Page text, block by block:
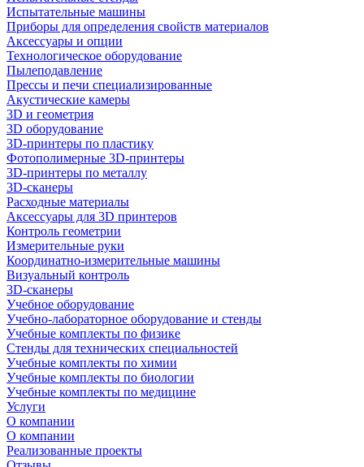
Испытательные машины
Приборы для определения свойств материалов
Аксессуары и опции
Технологическое оборудование
Пылеподавление
Прессы и печи специализированные
Акустические камеры
3D и геометрия
3D оборудование
3D-принтеры по пластику
Фотополимерные 3D-принтеры
3D-принтеры по металлу
3D-сканеры
Расходные материалы
Аксессуары для 3D принтеров
Контроль геометрии
Измерительные руки
Координатно-измерительные машины
Визуальный контроль
3D-сканеры
Учебное оборудование
Учебно-лабораторное оборудование и стенды
Учебные комплекты по физике
Стенды для технических специальностей
Учебные комплекты по химии
Учебные комплекты по биологии
Учебные комплекты по медицине
Услуги
О компании
О компании
Реализованные проекты